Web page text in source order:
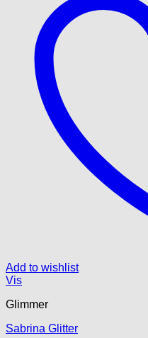
Add to wishlist
Vis
Glimmer
Sabrina Glitter